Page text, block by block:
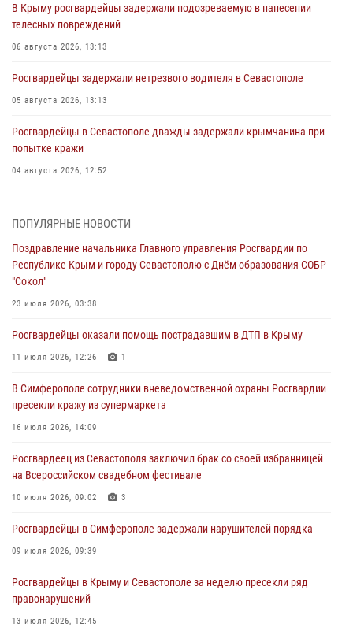
В Крыму росгвардейцы задержали подозреваемую в нанесении
телесных повреждений
06 августа 2026, 13:13
Росгвардейцы задержали нетрезвого водителя в Севастополе
05 августа 2026, 13:13
Росгвардейцы в Севастополе дважды задержали крымчанина при
попытке кражи
04 августа 2026, 12:52
мужчину
Росгвардия в Крыму и Севастополе задержала ряд
правонарушителей
03 августа 2026, 14:08
В Симферополе росгвардейцы задержали гражданина,
подозреваемого в совершении серии краж
Росгвардейцы оперативно задержали нарушителя на охраняемом
объекте в Севастополе
ПОПУЛЯРНЫЕ НОВОСТИ
Поздравление начальника Главного управления Росгвардии по
Республике Крым и городу Севастополю с Днём образования СОБР
"Сокол"
23 июля 2026, 03:38
Росгвардейцы оказали помощь пострадавшим в ДТП в Крыму
11 июля 2026, 12:26 1
В Симферополе сотрудники вневедомственной охраны Росгвардии
пресекли кражу из супермаркета
16 июля 2026, 14:09
Росгвардеец из Севастополя заключил брак со своей избранницей
на Всероссийском свадебном фестивале
10 июля 2026, 09:02 3
Росгвардейцы в Симферополе задержали нарушителей порядка
09 июля 2026, 09:39
Росгвардейцы в Крыму и Севастополе за неделю пресекли ряд
правонарушений
13 июля 2026, 12:45